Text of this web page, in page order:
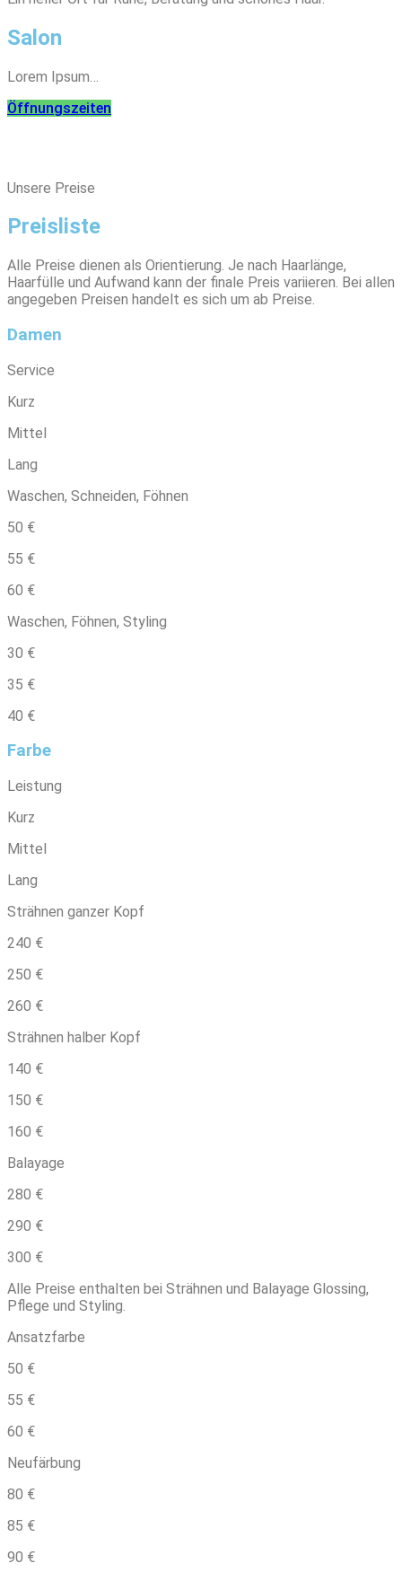
Salon
Lorem Ipsum…
Öffnungszeiten
Unsere Preise
Preisliste
Alle Preise dienen als Orientierung. Je nach Haarlänge,
Haarfülle und Aufwand kann der finale Preis variieren. Bei allen
angegeben Preisen handelt es sich um ab Preise.
Damen
Service
Kurz
Mittel
Lang
Waschen, Schneiden, Föhnen
50 €
55 €
60 €
Waschen, Föhnen, Styling
30 €
35 €
40 €
Farbe
Leistung
Kurz
Mittel
Lang
Strähnen ganzer Kopf
240 €
250 €
260 €
Strähnen halber Kopf
140 €
150 €
160 €
Balayage
280 €
290 €
300 €
Alle Preise enthalten bei Strähnen und Balayage Glossing,
Pflege und Styling.
Ansatzfarbe
50 €
55 €
60 €
Neufärbung
80 €
85 €
90 €